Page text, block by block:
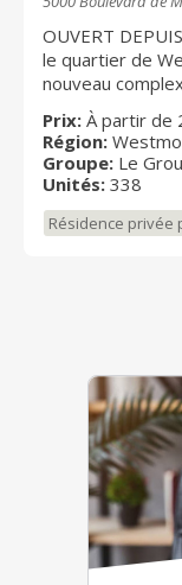
OUVERT DEPUIS
le quartier de
nouveau
qui a ouvert
L'édifice est
emplacement
Vendôme,
magasins. La
salon de billard,
Prix: À partir de
Région:
Groupe: Le
Unités: 338
Résidence privée